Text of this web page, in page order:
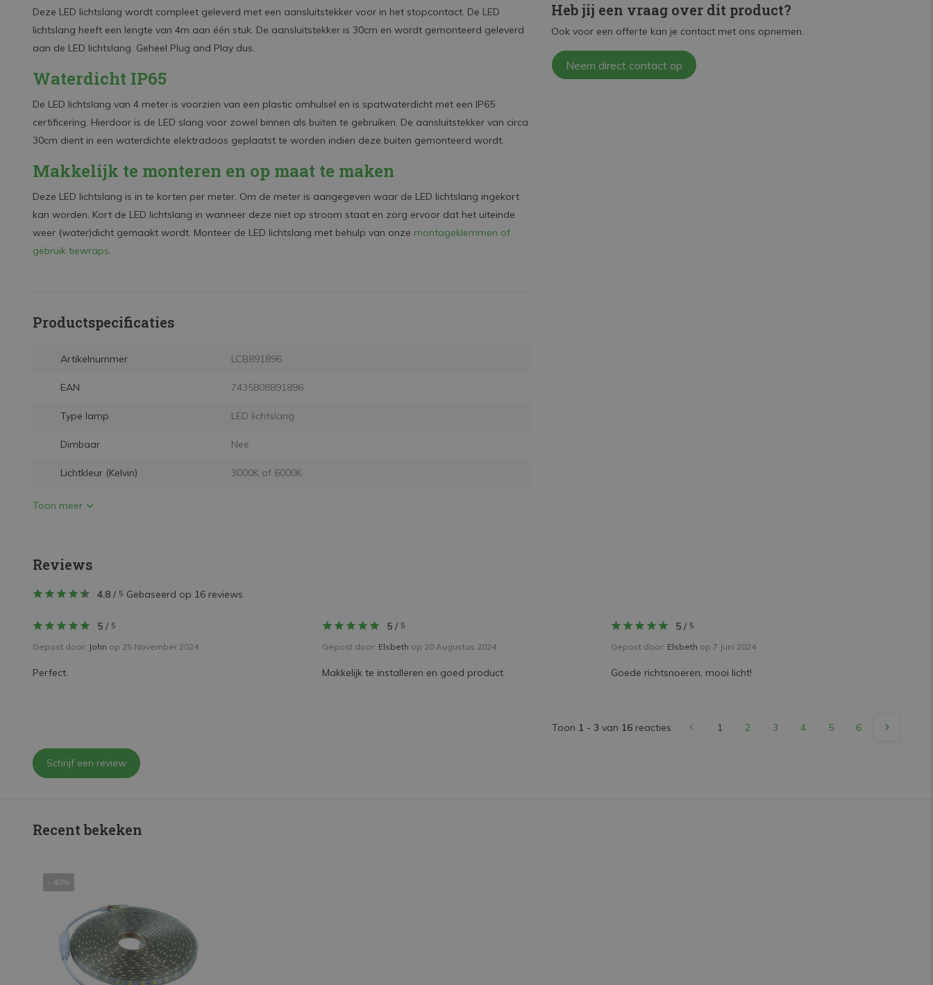
Deze LED lichtslang wordt compleet geleverd met een aansluitstekker voor in het stopcontact. De LED
lichtslang heeft een lengte van 4m aan één stuk. De aansluitstekker is 30cm en wordt gemonteerd geleverd
aan de LED lichtslang. Geheel Plug and Play dus.
Waterdicht IP65
De LED lichtslang van 4 meter is voorzien van een plastic omhulsel en is spatwaterdicht met een IP65
certificering. Hierdoor is de LED slang voor zowel binnen als buiten te gebruiken. De aansluitstekker van circa
30cm dient in een waterdichte elektradoos geplaatst te worden indien deze buiten gemonteerd wordt.
Makkelijk te monteren en op maat te maken
Deze LED lichtslang is in te korten per meter. Om de meter is aangegeven waar de LED lichtslang ingekort
kan worden. Kort de LED lichtslang in wanneer deze niet op stroom staat en zorg ervoor dat het uiteinde
weer (water)dicht gemaakt wordt. Monteer de LED lichtslang met behulp van onze montageklemmen of
gebruik tiewraps.
Productspecificaties
Artikelnummer LCB891896
EAN 7435808891896
Type lamp LED lichtslang
Dimbaar Nee
Lichtkleur (Kelvin) 3000K of 6000K
Toon meer
Heb jij een vraag over dit product?
Ook voor een offerte kan je contact met ons opnemen.
Neem direct contact op
Reviews
4.8 / 5 Gebaseerd op 16 reviews
5 / 5
Gepost door: John op 25 November 2024
Perfect.
5/ 5
Gepost door: Elsbeth op 20 Augustus 2024
Makkelijk te installeren en goed product
5 / 5
Gepost door: Elsbeth op 7 Juni 2024
Goede richtsnoeren, mooi licht!
Toon 1 - 3 van 16 reacties 1 2 3 4 5 6
Schrijf een review
Recent bekeken
- 40%